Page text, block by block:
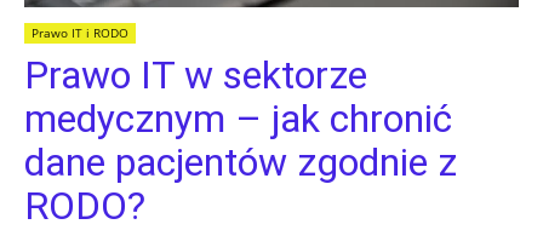
Prawo IT i RODO
Prawo IT w sektorze
medycznym – jak chronić
dane pacjentów zgodnie z
RODO?